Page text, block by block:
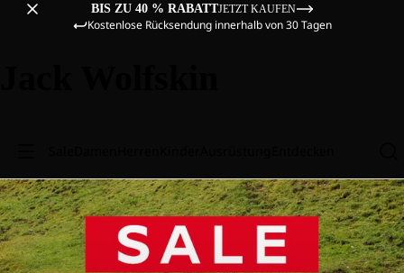
BIS ZU 40 % RABATTJETZT KAUFEN
Kostenlose Rücksendung innerhalb von 30 Tagen